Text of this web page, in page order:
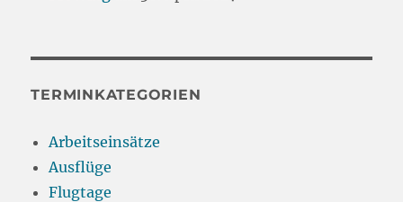
TERMINKATEGORIEN
Arbeitseinsätze
Ausflüge
Flugtage